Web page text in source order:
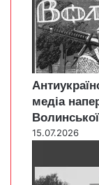
медіа
Волинської
15.07.2026